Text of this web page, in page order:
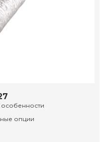
особенности
опции